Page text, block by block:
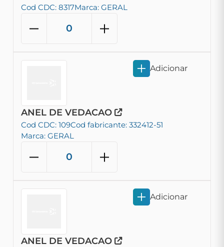
Cod CDC: 8317Marca: GERAL
ANEL DE VEDACAO
Cod CDC: 109Cod fabricante: 332412-51
Marca: GERAL
Adicionar
ANEL DE VEDACAO
Adicionar